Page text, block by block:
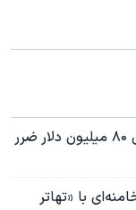
نتایج یک تحقیق: ایران از فروش نفت هفته‌ای ۸۰ میلیون دلار ضرر
با «تهاتر